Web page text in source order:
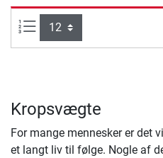
Artikel pr. side:
Kropsvægte
For mange mennesker er det
et langt liv til følge. Nogle af